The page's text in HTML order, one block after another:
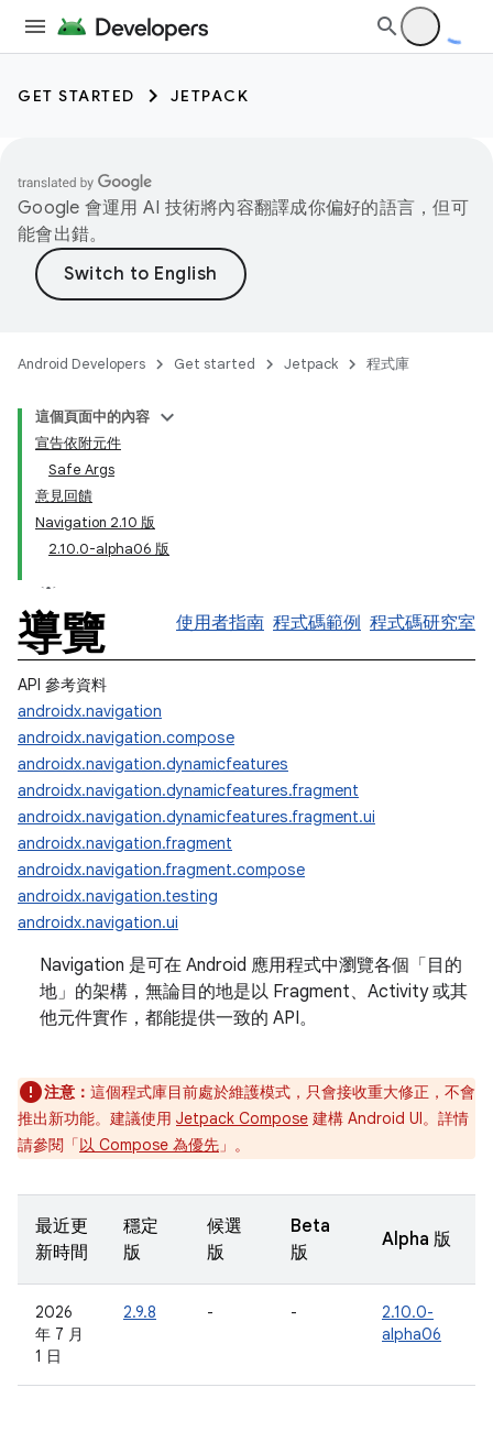
GET STARTED JETPACK
Google 會運用 AI 技術將內容翻譯成你偏好的語言，但可
能會出錯。
Android Developers Get started Jetpack 程式庫
這個頁面中的內容
宣告依附元件
Safe Args
意見回饋
Navigation 2.10 版
2.10.0-alpha06 版
導覽 使用者指南 程式碼範例 程式碼研究室
API 參考資料
androidx.navigation
androidx.navigation.compose
androidx.navigation.dynamicfeatures
androidx.navigation.dynamicfeatures.fragment
androidx.navigation.dynamicfeatures.fragment.ui
androidx.navigation.fragment
androidx.navigation.fragment.compose
androidx.navigation.testing
androidx.navigation.ui
Navigation 是可在 Android 應用程式中瀏覽各個「目的
地」的架構，無論目的地是以 Fragment、Activity 或其
他元件實作，都能提供一致的 API。
注意： 這個程式庫目前處於維護模式，只會接收重大修正，不會
推出新功能。建議使用 Jetpack Compose 建構 Android UI。詳情
請參閱「以 Compose 為優先 」。
最近更
新時間
穩定
版
候選
版
Beta
版
Alpha 版
2026
年 7 月
1 日
2.9.8 - -
2.10.0-
alpha06